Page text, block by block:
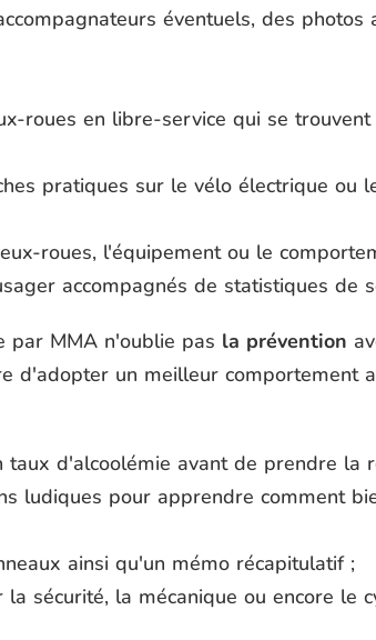
éventuels, des photos
roues en libre-service qui se
pratiques sur le vélo électrique ou
roues, l'équipement ou le
accompagnés de statistiques de
par MMA n'oublie pas la prévention
d'adopter un meilleur comportement
d'alcoolémie avant de prendre la
ludiques pour apprendre comment
ainsi qu'un mémo récapitulatif ;
sécurité, la mécanique ou encore le